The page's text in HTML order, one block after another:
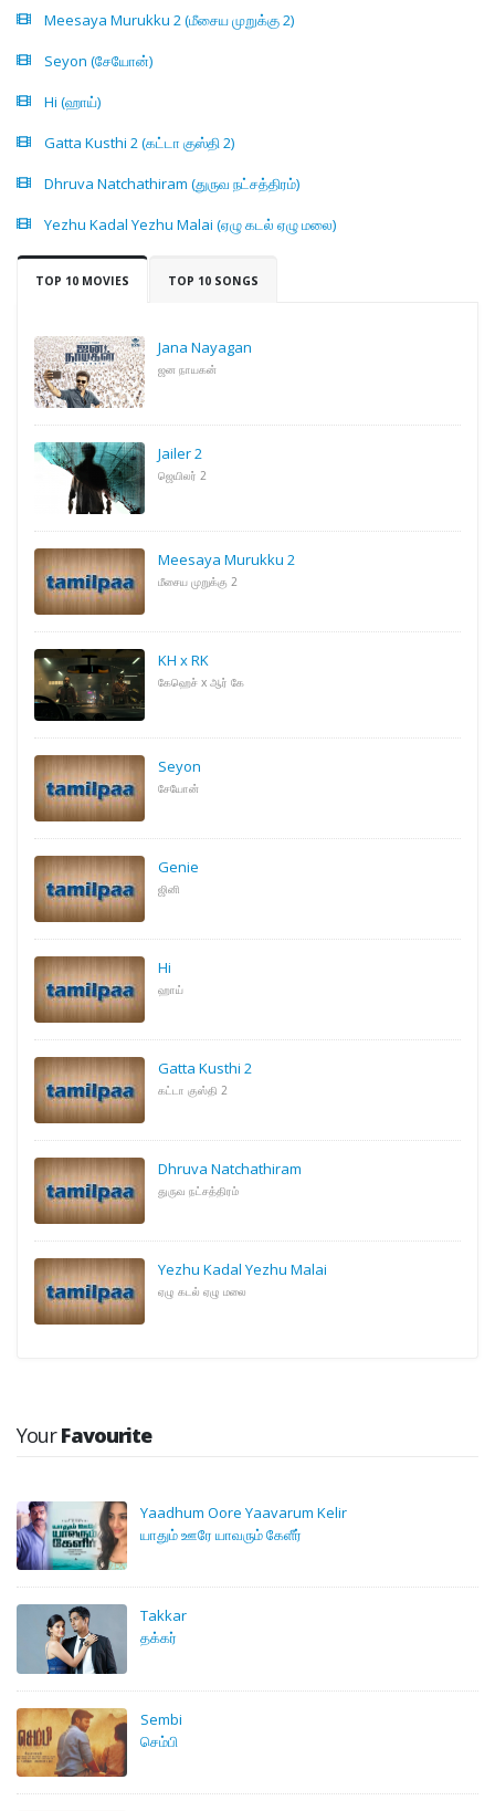
Meesaya Murukku 2 (மீசைய முறுக்கு 2)
Seyon (சேயோன்)
Hi (ஹாய்)
Gatta Kusthi 2 (கட்டா குஸ்தி 2)
Dhruva Natchathiram (துருவ நட்சத்திரம்)
Yezhu Kadal Yezhu Malai (ஏழு கடல் ஏழு மலை)
TOP 10 MOVIES TOP 10 SONGS
Jana Nayagan
ஜன நாயகன்
Jailer 2
ஜெயிலர் 2
Meesaya Murukku 2
மீசைய முறுக்கு 2
KH x RK
கேஹெச் x ஆர் கே
Seyon
சேயோன்
Genie
ஜினி
Hi
ஹாய்
Gatta Kusthi 2
கட்டா குஸ்தி 2
Dhruva Natchathiram
துருவ நட்சத்திரம்
Yezhu Kadal Yezhu Malai
ஏழு கடல் ஏழு மலை
YourFavourite
Yaadhum Oore Yaavarum Kelir
யாதும் ஊரே யாவரும் கேளீர்
Takkar
தக்கர்
Sembi
செம்பி